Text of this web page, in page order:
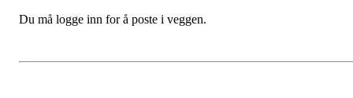
Du må logge inn for å poste i veggen.